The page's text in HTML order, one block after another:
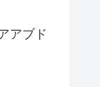
アブド